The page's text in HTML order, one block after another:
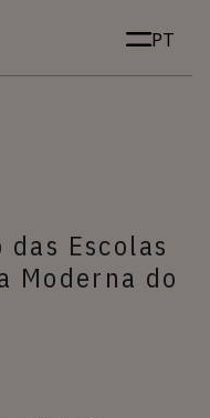
PT
das Escolas
Moderna do